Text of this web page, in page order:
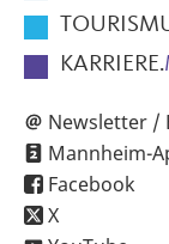
KARRIERE.
Newsletter /
Mannheim-
Facebook
X